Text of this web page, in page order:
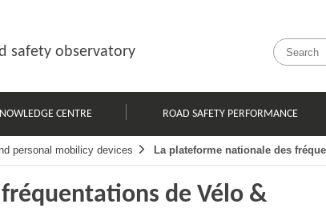
safety observatory
CENTRE ROAD SAFETY PERFORMANCE
personal mobilicy devices La plateforme nationale des
de Vélo &